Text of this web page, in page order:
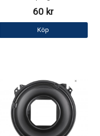
60 kr
Köp